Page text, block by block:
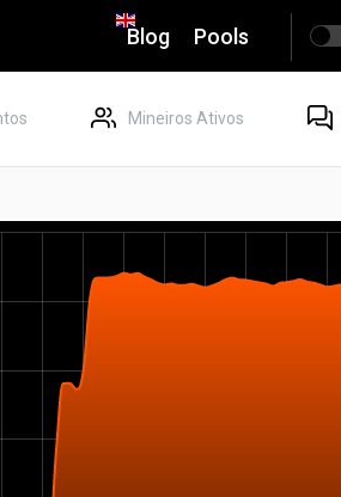
Blog Pools
Mineiros Ativos